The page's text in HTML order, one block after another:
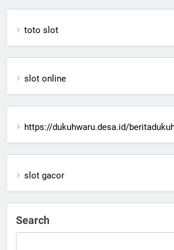
toto slot
slot online
https://dukuhwaru.desa.id/
slot gacor
Search